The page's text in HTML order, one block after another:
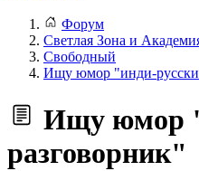
Форум
Светлая Зона и
Свободный
Ищу юмор "инди-
Ищу юмор
разговорник"